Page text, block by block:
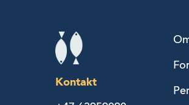
Kontakt